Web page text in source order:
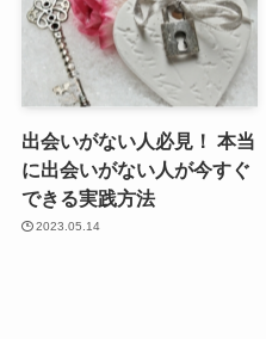
出会いがない人必見！ 本当
に出会いがない人が今すぐ
できる実践方法
2023.05.14